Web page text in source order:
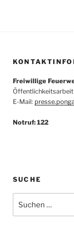
Freiwillige
Öffentlichkeitsarbeit
E-Mail:
Notruf: 122
SUCHE
nach: